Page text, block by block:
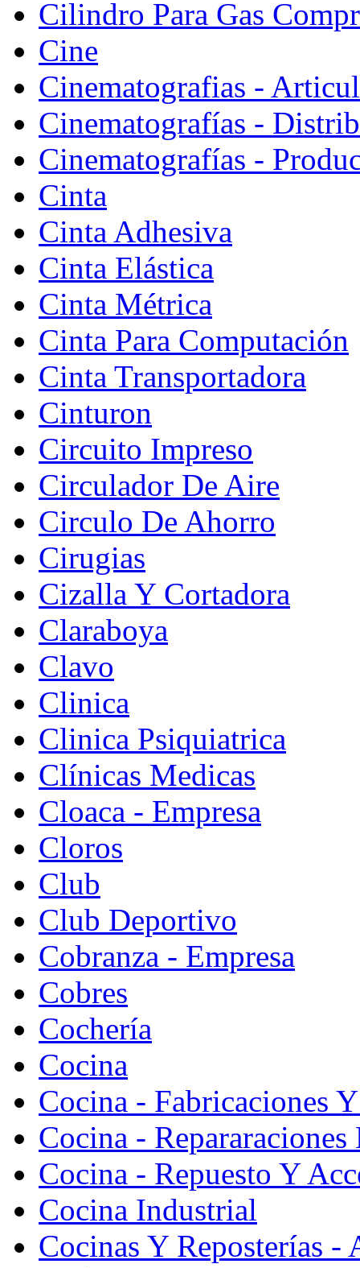
Cilindro Para Gas
Cine
Cinematografias -
Cinematografías -
Cinematografías -
Cinta
Cinta Adhesiva
Cinta Elástica
Cinta Métrica
Cinta Para Computación
Cinta Transportadora
Cinturon
Circuito Impreso
Circulador De Aire
Circulo De Ahorro
Cirugias
Cizalla Y Cortadora
Claraboya
Clavo
Clinica
Clinica Psiquiatrica
Clínicas Medicas
Cloaca - Empresa
Cloros
Club
Club Deportivo
Cobranza - Empresa
Cobres
Cochería
Cocina
Cocina - Fabricaciones
Cocina - Repararaciones
Cocina - Repuesto Y
Cocina Industrial
Cocinas Y Reposterías -